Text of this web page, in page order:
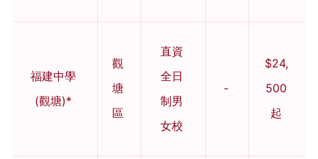
福建中學
(觀塘)*
觀
塘
區
直資
全日
制男
女校
-
$24,
500
起